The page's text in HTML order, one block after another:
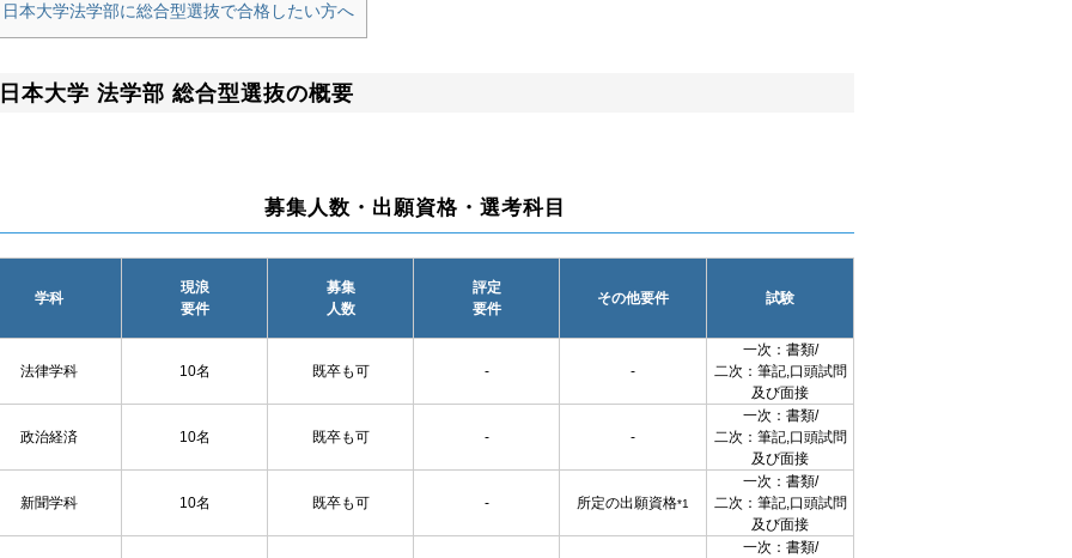
日本大学法学部に総合型選抜で合格したい方へ
日本大学 法学部 総合型選抜の概要
募集人数・出願資格・選考科目
学科
現浪
要件
募集
人数
評定
要件
その他要件 試験
法律学科 10名 既卒も可 ‐ ‐
一次：書類/
二次：筆記,口頭試問
及び面接
政治経済 10名 既卒も可 ‐ ‐
一次：書類/
二次：筆記,口頭試問
及び面接
新聞学科 10名 既卒も可 ‐ 所定の出願資格*1
一次：書類/
二次：筆記,口頭試問
及び面接
一次：書類/